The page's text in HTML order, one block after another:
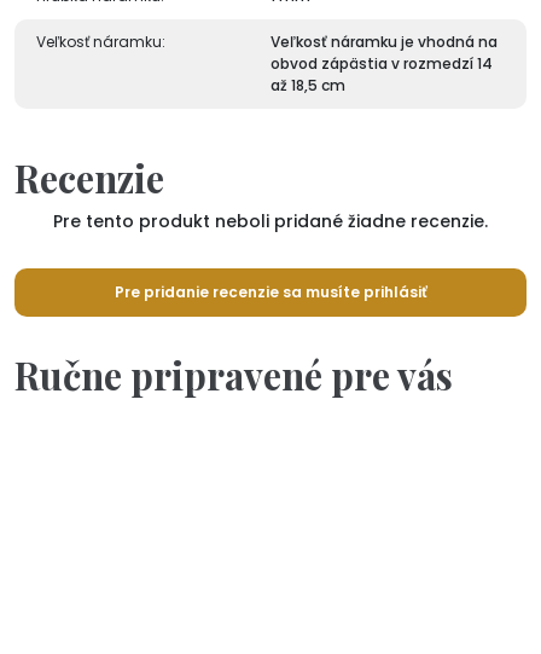
Veľkosť náramku:
Veľkosť náramku je vhodná na
obvod zápästia v rozmedzí 14
až 18,5 cm
Recenzie
Pre tento produkt neboli pridané žiadne recenzie.
Pre pridanie recenzie sa musíte prihlásiť
Ručne pripravené pre vás